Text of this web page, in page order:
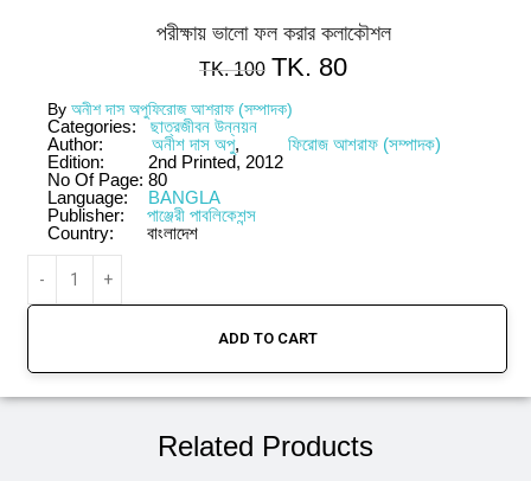
পরীক্ষায় ভালো ফল করার কলাকৌশল
TK.100 TK. 80
By অনীশ দাস অপুফিরোজ আশরাফ (সম্পাদক)
Categories:
ছাত্রজীবন উন্নয়ন
Author:
অনীশ দাস অপু,
ফিরোজ আশরাফ (সম্পাদক)
Edition:
2nd Printed, 2012
No Of Page: 80
Language:
BANGLA
Publisher:
পাঞ্জেরী পাবলিকেশন্স
Country:
বাংলাদেশ
ADD TO CART
Related Products